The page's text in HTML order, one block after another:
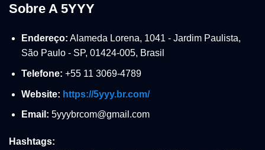
Sobre A 5YYY
Endereço: Alameda Lorena, 1041 - Jardim Paulista,
São Paulo - SP, 01424-005, Brasil
Telefone: +55 11 3069-4789
Website: https://5yyy.br.com/
Email: 5yyybrcom@gmail.com
Hashtags: